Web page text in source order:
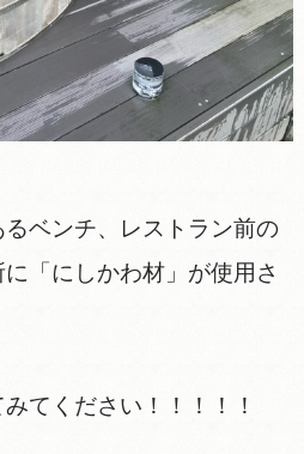
ベンチ、レストラン前の
「にしかわ材」が使用さ
てください！！！！！